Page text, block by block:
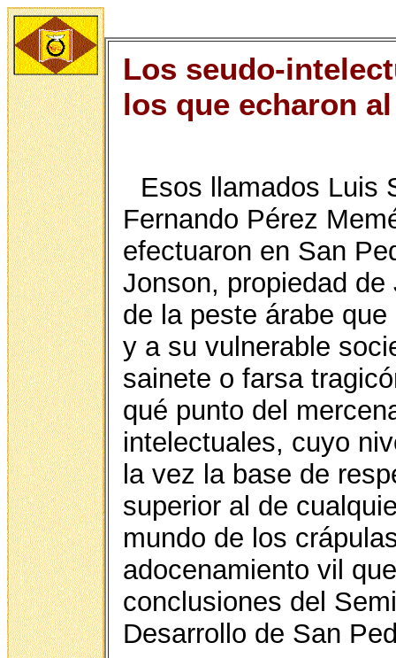
Los seudo-
los que echaron
Esos llamados Luis
Fernando Pérez
efectuaron en San
Jonson, propiedad
de la peste árabe
y a su vulnerable
sainete o farsa
qué punto del
intelectuales, cuyo
la vez la base de
superior al de
mundo de los
adocenamiento vil
conclusiones del
Desarrollo de San